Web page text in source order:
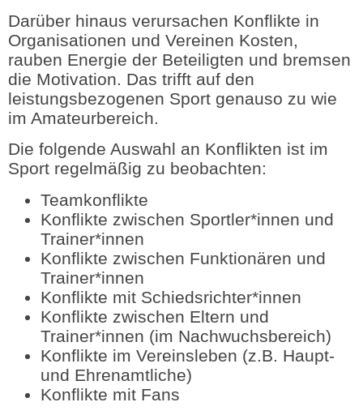
Darüber hinaus verursachen Konflikte in
Organisationen und Vereinen Kosten,
rauben Energie der Beteiligten und bremsen
die Motivation. Das trifft auf den
leistungsbezogenen Sport genauso zu wie
im Amateurbereich.
Die folgende Auswahl an Konflikten ist im
Sport regelmäßig zu beobachten:
Teamkonflikte
Konflikte zwischen Sportler*innen und
Trainer*innen
Konflikte zwischen Funktionären und
Trainer*innen
Konflikte mit Schiedsrichter*innen
Konflikte zwischen Eltern und
Trainer*innen (im Nachwuchsbereich)
Konflikte im Vereinsleben (z.B. Haupt-
und Ehrenamtliche)
Konflikte mit Fans